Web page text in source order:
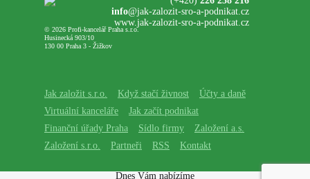
© 2026 Profi-kancelář Praha s.r.o.
Husinecká 903/10
130 00 Praha 3 - Žižkov
info@jak-zalozit-sro-a-podnikat.cz
www.jak-zalozit-sro-a-podnikat.cz
Jak založit s.r.o. Když stačí živnost
Účty a daně
Virtuální kanceláře
Jak začít podnikat
Finanční úřady Praha
Sídlo firmy
Založení a.s.
Založení s.r.o.
Partneři RSS Kontakt
Dnes Vám nabízíme